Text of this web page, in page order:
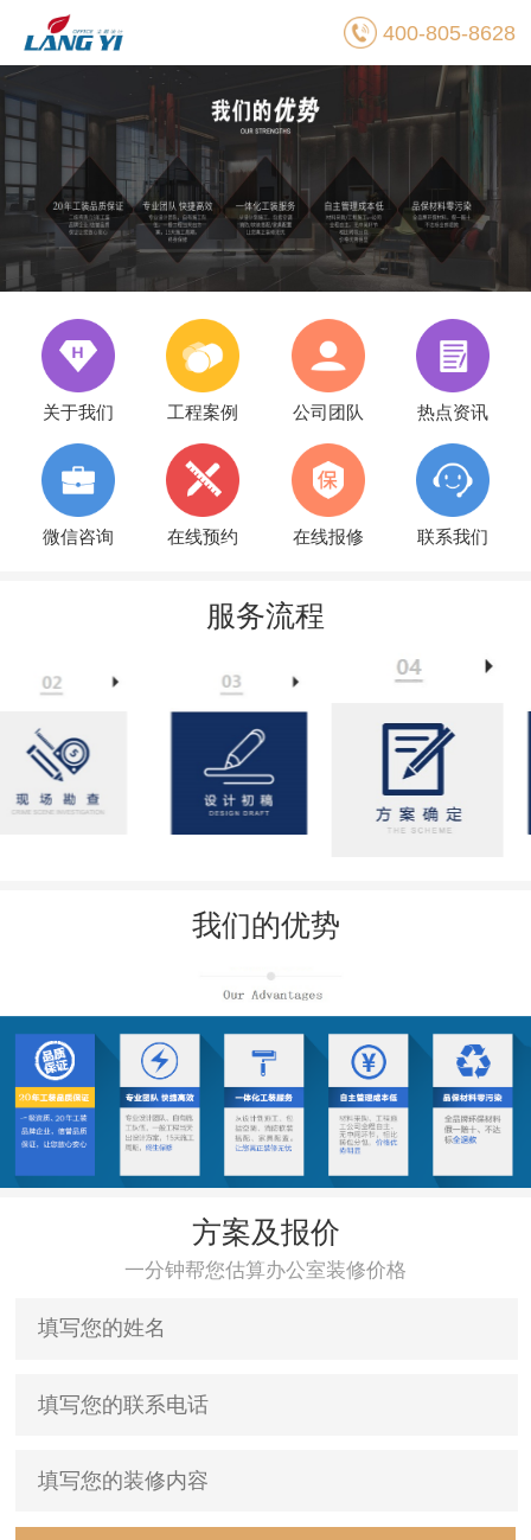
400-805-8628
关于我们 工程案例 公司团队 热点资讯
微信咨询 在线预约 在线报修 联系我们
服务流程
我们的优势
方案及报价
一分钟帮您估算办公室装修价格